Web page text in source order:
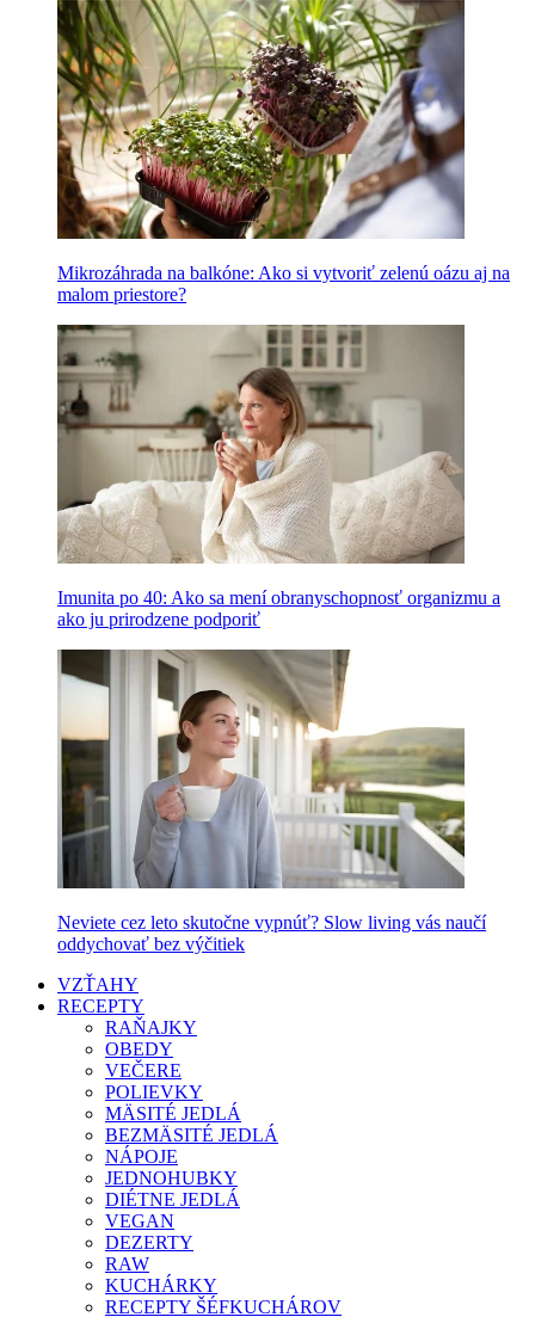
Mikrozáhrada na balkóne: Ako si vytvoriť zelenú oázu aj na
malom priestore?
Imunita po 40: Ako sa mení obranyschopnosť organizmu a
ako ju prirodzene podporiť
Neviete cez leto skutočne vypnúť? Slow living vás naučí
oddychovať bez výčitiek
VZŤAHY
RECEPTY
RAŇAJKY
OBEDY
VEČERE
POLIEVKY
MÄSITÉ JEDLÁ
BEZMÄSITÉ JEDLÁ
NÁPOJE
JEDNOHUBKY
DIÉTNE JEDLÁ
VEGAN
DEZERTY
RAW
KUCHÁRKY
RECEPTY ŠÉFKUCHÁROV